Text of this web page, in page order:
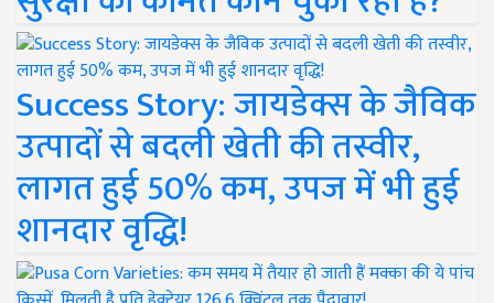
Success Story: जायडेक्स के जैविक
उत्पादों से बदली खेती की तस्वीर,
लागत हुई 50% कम, उपज में भी हुई
शानदार वृद्धि!